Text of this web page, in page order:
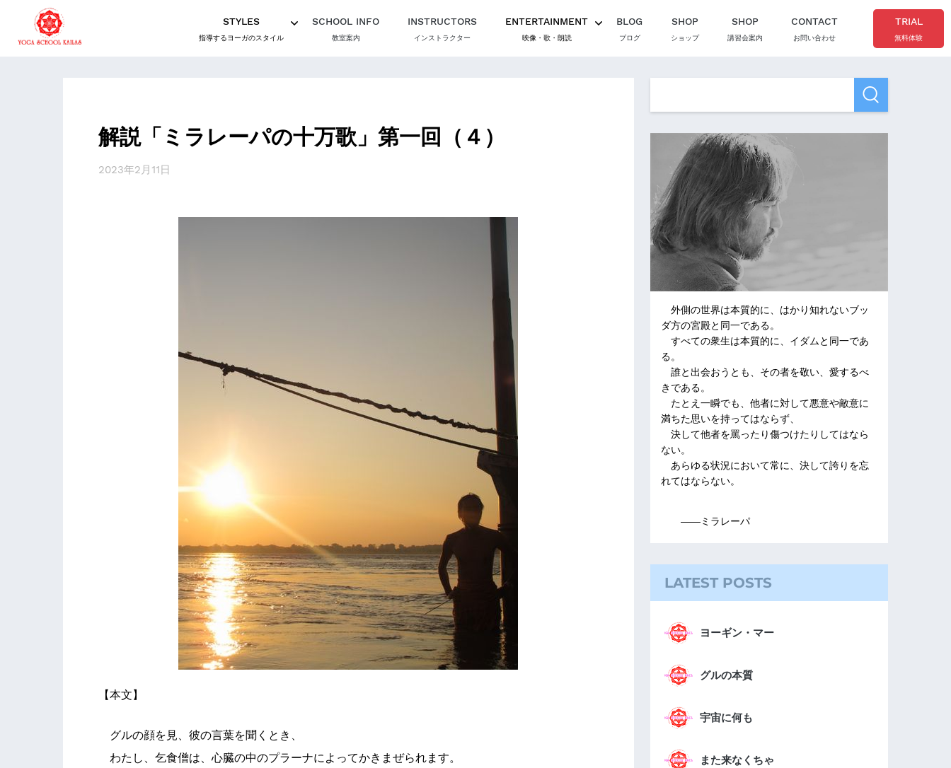
STYLES
指導するヨーガのスタイル
SCHOOL INFO
教室案内
INSTRUCTORS
インストラクター
ENTERTAINMENT
映像・歌・朗読
BLOG
ブログ
SHOP
ショップ
SHOP
講習会案内
CONTACT
お問い合わせ
TRIAL
無料体験
解説「ミラレーパの十万歌」第一回（４）
2023年2月11日
【本文】
グルの顔を見、彼の言葉を聞くとき、
わたし、乞食僧は、心臓の中のプラーナによってかきまぜられます。
外側の世界は本質的に、はかり知れないブッ
ダ方の宮殿と同一である。
すべての衆生は本質的に、イダムと同一であ
る。
誰と出会おうとも、その者を敬い、愛するべ
きである。
たとえ一瞬でも、他者に対して悪意や敵意に
満ちた思いを持ってはならず、
決して他者を罵ったり傷つけたりしてはなら
ない。
あらゆる状況において常に、決して誇りを忘
れてはならない。
――ミラレーパ
LATEST POSTS
ヨーギン・マー
グルの本質
宇宙に何も
また来なくちゃ